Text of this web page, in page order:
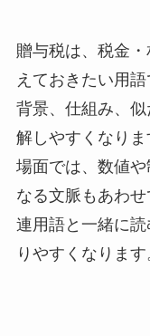
贈与税は、税金
えておきたい用
背景、仕組み、
解しやすくなり
場面では、数値
なる文脈もあわ
連用語と一緒に
りやすくなります